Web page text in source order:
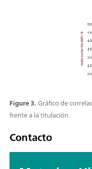
Figure 3.Gráfico de
frente a la titulación.
Contacto